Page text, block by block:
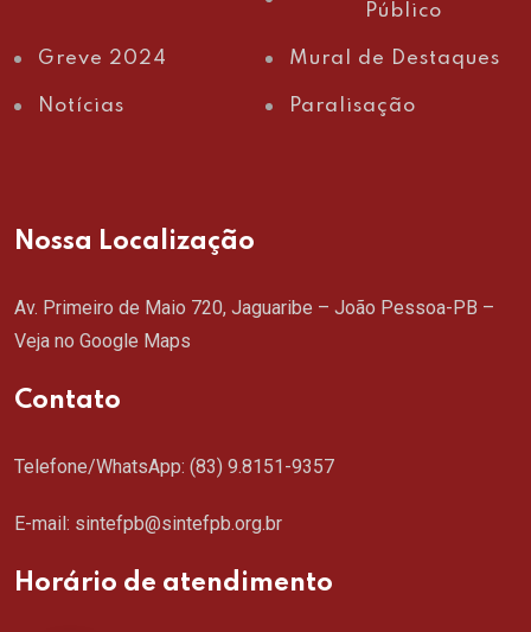
Público
Greve 2024 Mural de Destaques
Notícias Paralisação
Nossa Localização
Av. Primeiro de Maio 720, Jaguaribe – João Pessoa-PB –
Veja no Google Maps
Contato
Telefone/WhatsApp: (83) 9.8151-9357
E-mail: sintefpb@sintefpb.org.br
Horário de atendimento